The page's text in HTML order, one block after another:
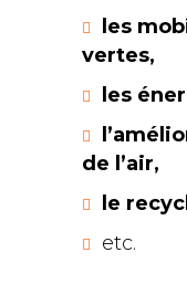
les
vertes,
les
de l’air,
le
etc.